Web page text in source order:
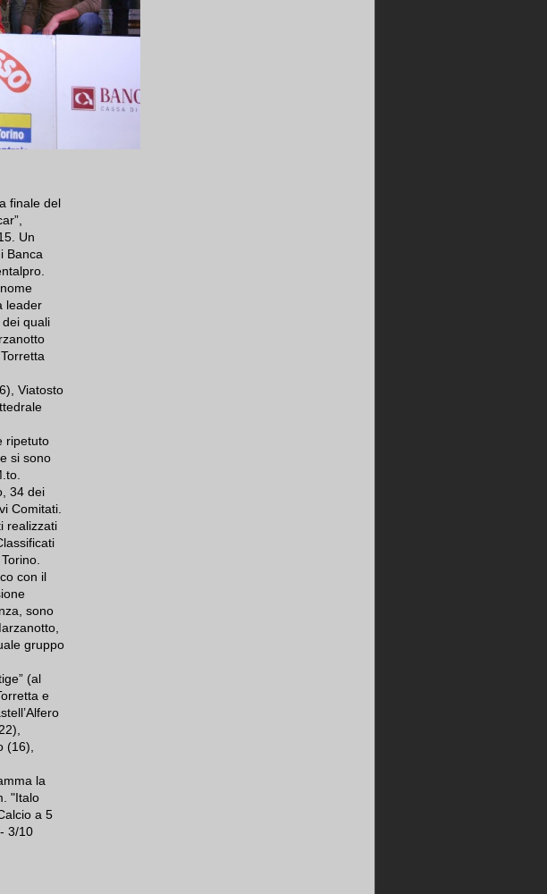
finale del
Un
Banca
leader
quali
Viatosto
ripetuto
si sono
34 dei
Comitati.
realizzati
con il
sono
gruppo
(al
e
(16),
la
"Italo
a 5
3/10